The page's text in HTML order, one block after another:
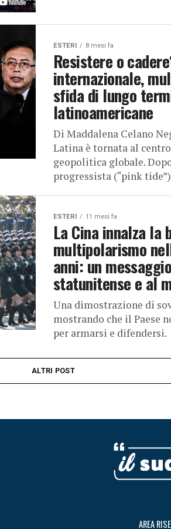
ESTERI 8 mesi fa
Resistere o
internazionale,
sfida di lungo
latinoamericane
Di Maddalena Celano
Latina è tornata al
geopolitica globale.
progressista (“pink
ESTERI 11 mesi fa
La Cina innalza la
multipolarismo
anni: un
statunitense e al
Una dimostrazione di
mostrando che il Paese
per armarsi e difendersi.
ALTRI POST
AREA